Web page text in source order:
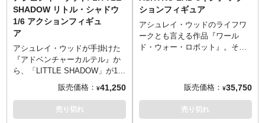
倒的な造形でおくる、WWR2の
世界をぜひご堪能ください。
■Includes:
NOM DE PLUME Head with
Weapon Holding x2) (Left +
Right)
Pair of Weathered Faux Leather
SHADOW リトル・シャドウ
1/6 アクションフィギュ
ア
アシュレイ・ウッドが手掛けた
『アドベンチャーカルテル』か
ら、「LITTLE SHADOW」が1/6
スケールでフィギュア化されま
した。アシュリー・ウッドがデ
ザインした約25箇所可動のUVボ
ディでアクションもお手のも
販売価格： ¥41,250
売り切れ
ションフィギュア
アシュレイ・ウッドのライフワ
ークとも言える作品『ワール
ド・ウォー・ロボット』。その
新作。「ASHTRO LAD」のアン
トロアークティックパトロール
バージョンを8インチでフィギュ
販売価格： ¥35,750
売り切れ